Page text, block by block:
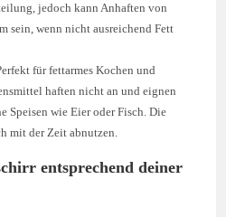
jedoch kann Anhaften von
sein, wenn nicht ausreichend Fett
für fettarmes Kochen und
haften nicht an und eignen
Speisen wie Eier oder Fisch. Die
mit der Zeit abnutzen.
entsprechend deiner